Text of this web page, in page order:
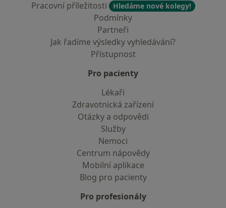
Pracovní příležitosti
Hledáme nové kolegy!
Podmínky
Partneři
Jak řadíme výsledky vyhledávání?
Přístupnost
Pro pacienty
Lékaři
Zdravotnická zařízení
Otázky a odpovědi
Služby
Nemoci
Centrum nápovědy
Mobilní aplikace
Blog pro pacienty
Pro profesionály